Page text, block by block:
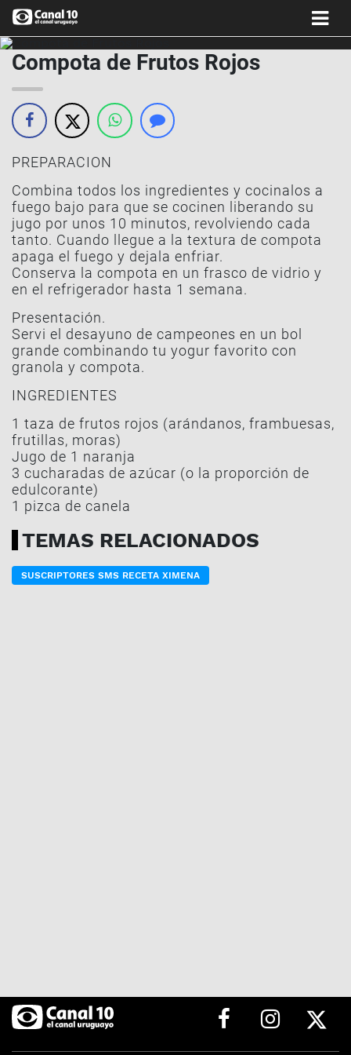
Compota de Frutos Rojos
PREPARACION
Combina todos los ingredientes y cocinalos a
fuego bajo para que se cocinen liberando su
jugo por unos 10 minutos, revolviendo cada
tanto. Cuando llegue a la textura de compota
apaga el fuego y dejala enfriar.
Conserva la compota en un frasco de vidrio y
en el refrigerador hasta 1 semana.
Presentación.
Servi el desayuno de campeones en un bol
grande combinando tu yogur favorito con
granola y compota.
INGREDIENTES
1 taza de frutos rojos (arándanos, frambuesas,
frutillas, moras)
Jugo de 1 naranja
3 cucharadas de azúcar (o la proporción de
edulcorante)
1 pizca de canela
TEMAS RELACIONADOS
SUSCRIPTORES SMS RECETA XIMENA